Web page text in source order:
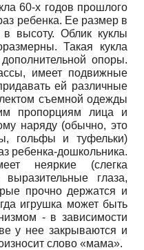
60-х годов прошлого
ребенка. Ее размер в
высоту. Облик куклы
Такая кукла
опоры.
имеет подвижные
ей различные
съемной одежды
пропорциям лица и
наряду (обычно, это
гольфы и туфельки)
ребенка-дошкольника.
неяркие (слегка
глаза,
прочно держатся и
игрушка может быть
- в зависимости
у нее закрываются и
слово «мама».